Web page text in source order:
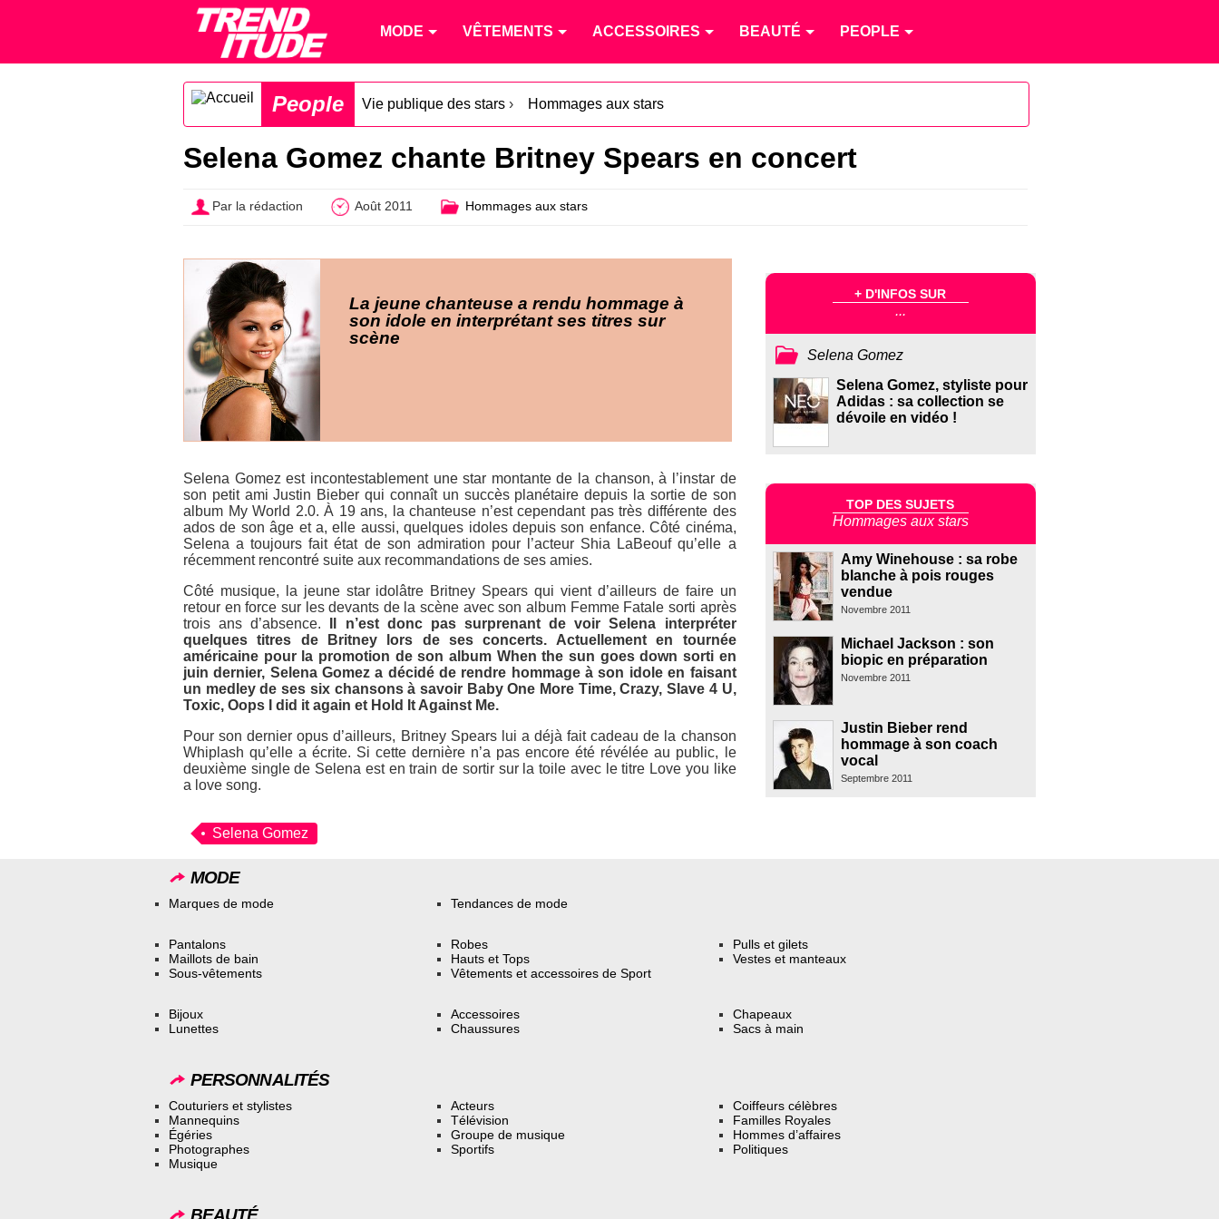
MODE VÊTEMENTS ACCESSOIRES BEAUTÉ PEOPLE
People Vie publique des stars › Hommages aux stars
Selena Gomez chante Britney Spears en concert
Par la rédaction Août 2011 Hommages aux stars
La jeune chanteuse a rendu hommage à
son idole en interprétant ses titres sur
scène
Selena Gomez est incontestablement une star montante de la chanson, à l’instar de
son petit ami Justin Bieber qui connaît un succès planétaire depuis la sortie de son
album My World 2.0. À 19 ans, la chanteuse n’est cependant pas très différente des
ados de son âge et a, elle aussi, quelques idoles depuis son enfance. Côté cinéma,
Selena a toujours fait état de son admiration pour l’acteur Shia LaBeouf qu’elle a
récemment rencontré suite aux recommandations de ses amies.
Côté musique, la jeune star idolâtre Britney Spears qui vient d’ailleurs de faire un
retour en force sur les devants de la scène avec son album Femme Fatale sorti après
trois ans d’absence.
Il n’est donc pas surprenant de voir Selena interpréter
quelques titres de Britney lors de ses concerts. Actuellement en tournée
américaine pour la promotion de son album When the sun goes down sorti en
juin dernier, Selena Gomez a décidé de rendre hommage à son idole en faisant
un medley de ses six chansons à savoir Baby One More Time, Crazy, Slave 4 U,
Toxic, Oops I did it again et Hold It Against Me.
Pour son dernier opus d’ailleurs, Britney Spears lui a déjà fait cadeau de la chanson
Whiplash qu’elle a écrite. Si cette dernière n’a pas encore été révélée au public, le
deuxième single de Selena est en train de sortir sur la toile avec le titre Love you like
a love song.
Selena Gomez
+ D'INFOS SUR
...
Selena Gomez
Selena Gomez, styliste pour
Adidas : sa collection se
dévoile en vidéo !
TOP DES SUJETS
Hommages aux stars
Amy Winehouse : sa robe
blanche à pois rouges
vendue
Novembre 2011
Michael Jackson : son
biopic en préparation
Novembre 2011
Justin Bieber rend
hommage à son coach
vocal
Septembre 2011
MODE
Marques de mode Tendances de mode
Pantalons
Maillots de bain
Sous-vêtements
Robes
Hauts et Tops
Vêtements et accessoires de Sport
Pulls et gilets
Vestes et manteaux
Bijoux
Lunettes
Accessoires
Chaussures
Chapeaux
Sacs à main
PERSONNALITÉS
Couturiers et stylistes
Mannequins
Égéries
Photographes
Musique
Acteurs
Télévision
Groupe de musique
Sportifs
Coiffeurs célèbres
Familles Royales
Hommes d’affaires
Politiques
BEAUTÉ